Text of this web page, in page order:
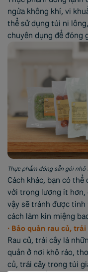
ngừa không khí, vi
thể sử dụng túi ni
chuyên dụng để đóng
Thực phẩm đóng sẵn gói
Cách khác, bạn có
với trọng lượng ít hơn,
vậy sẽ tránh được
cách làm kín miệng
• Bảo quản rau củ,
Rau củ, trái cây là
quản ở nơi khô ráo,
củ, trái cây trong túi